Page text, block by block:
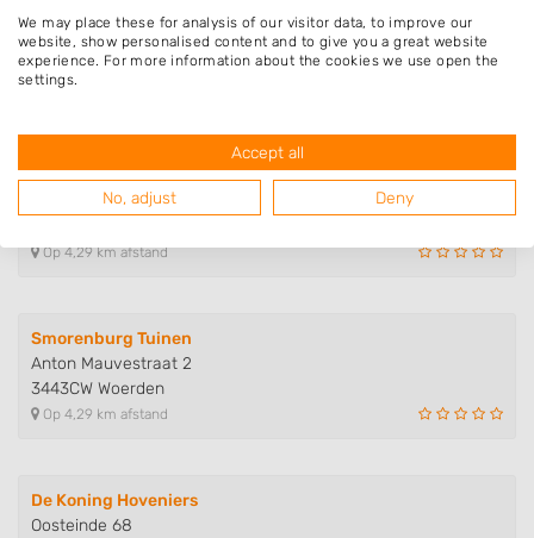
De Aar Hoveniers
Parklaan 84
3448ZM Woerden
Op 4,08 km afstand
Groencentrum van Schieveen
Bottelroosweide 9
Op 4,29 km afstand
Smorenburg Tuinen
Anton Mauvestraat 2
3443CW Woerden
Op 4,29 km afstand
De Koning Hoveniers
Oosteinde 68
We may place these for analysis of our visitor data, to improve our
website, show personalised content and to give you a great website
experience. For more information about the cookies we use open the
settings.
Accept all
No, adjust Deny